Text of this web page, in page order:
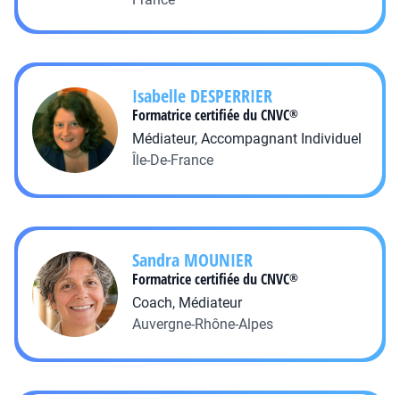
Isabelle DESPERRIER
Formatrice certifiée du CNVC®
Médiateur, Accompagnant Individuel
Île-De-France
Sandra MOUNIER
Formatrice certifiée du CNVC®
Coach, Médiateur
Auvergne-Rhône-Alpes